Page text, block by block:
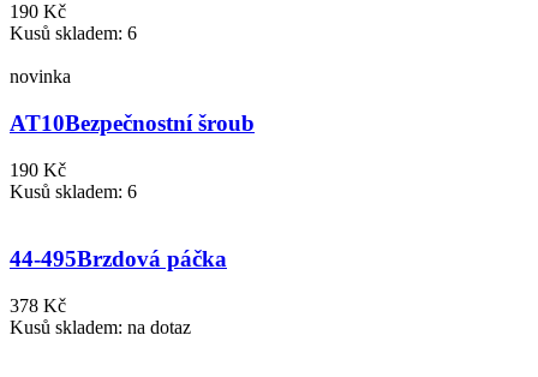
190 Kč
Kusů skladem: 6
novinka
AT10Bezpečnostní šroub
190 Kč
Kusů skladem: 6
44-495Brzdová páčka
378 Kč
Kusů skladem: na dotaz